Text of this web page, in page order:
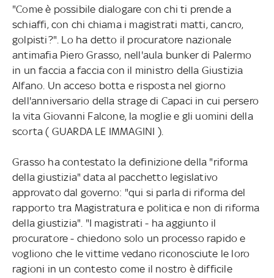
"Come è possibile dialogare con chi ti prende a
schiaffi, con chi chiama i magistrati matti, cancro,
golpisti?". Lo ha detto il procuratore nazionale
antimafia Piero Grasso, nell'aula bunker di Palermo
in un faccia a faccia con il ministro della Giustizia
Alfano. Un acceso botta e risposta nel giorno
dell'anniversario della strage di Capaci in cui persero
la vita Giovanni Falcone, la moglie e gli uomini della
scorta ( GUARDA LE IMMAGINI ).
Grasso ha contestato la definizione della "riforma
della giustizia" data al pacchetto legislativo
approvato dal governo: "qui si parla di riforma del
rapporto tra Magistratura e politica e non di riforma
della giustizia". "I magistrati - ha aggiunto il
procuratore - chiedono solo un processo rapido e
vogliono che le vittime vedano riconosciute le loro
ragioni in un contesto come il nostro è difficile